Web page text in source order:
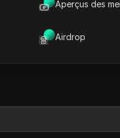
Aperçus des
Airdrop
flexibles en